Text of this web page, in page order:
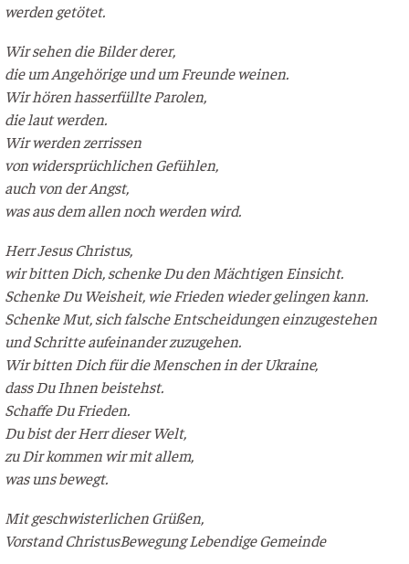
wer­den getötet.
Wir sehen die Bil­der derer,
die um Ange­hö­ri­ge und um Freun­de weinen.
Wir hören hass­erfüll­te Parolen,
die laut werden.
Wir wer­den zerrissen
von wider­sprüch­li­chen Gefühlen,
auch von der Angst,
was aus dem allen noch wer­den wird.
Herr Jesus Christus,
wir bit­ten Dich, schen­ke Du den Mäch­ti­gen Einsicht.
Schen­ke Du Weis­heit, wie Frie­den wie­der gelin­gen kann.
Schen­ke Mut, sich fal­sche Ent­schei­dun­gen einzugestehen
und Schrit­te auf­ein­an­der zuzugehen.
Wir bit­ten Dich für die Men­schen in der Ukraine,
dass Du Ihnen beistehst.
Schaf­fe Du Frieden.
Du bist der Herr die­ser Welt,
zu Dir kom­men wir mit allem,
was uns bewegt.
Mit geschwis­ter­li­chen Grüßen,
Vor­stand Chris­tus­Be­we­gung Leben­di­ge Gemeinde